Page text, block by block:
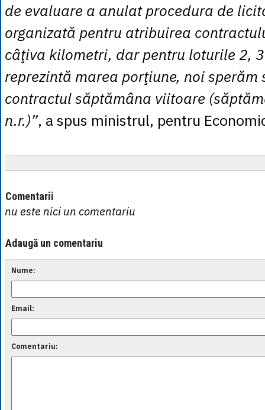
de evaluare a anulat procedura de
organizată pentru atribuirea
câţiva kilometri, dar pentru loturile 2,
reprezintă marea porţiune, noi sperăm
contractul săptămâna viitoare
n.r.)”, a spus ministrul, pentru
Comentarii
nu este nici un comentariu
Adaugă un comentariu
Nume:
Email:
Comentariu: